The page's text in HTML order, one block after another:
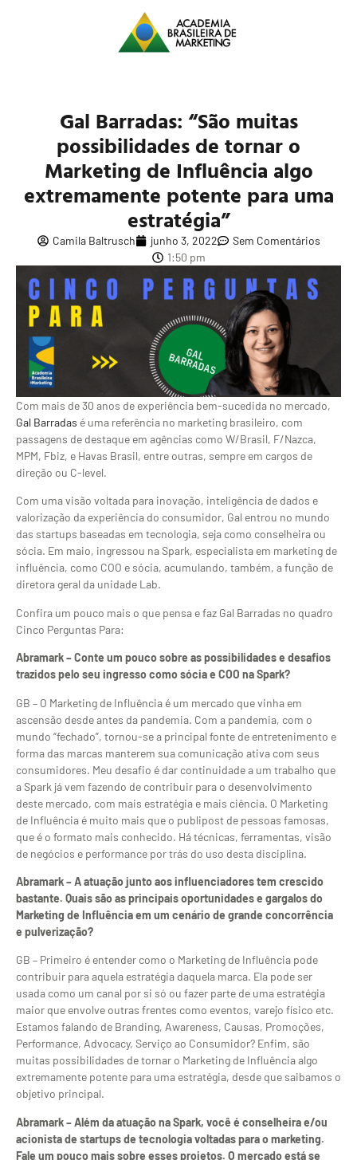
Gal Barradas: “São muitas
possibilidades de tornar o
Marketing de Influência algo
extremamente potente para uma
estratégia”
Camila Baltrusch junho 3, 2022
Sem Comentários
1:50 pm
Com mais de 30 anos de experiência bem-sucedida no mercado,
Gal Barradas é uma referência no marketing brasileiro, com
passagens de destaque em agências como W/Brasil, F/Nazca,
MPM, Fbiz, e Havas Brasil, entre outras, sempre em cargos de
direção ou C-level.
Com uma visão voltada para inovação, inteligência de dados e
valorização da experiência do consumidor, Gal entrou no mundo
das startups baseadas em tecnologia, seja como conselheira ou
sócia. Em maio, ingressou na Spark, especialista em marketing de
influência, como COO e sócia, acumulando, também, a função de
diretora geral da unidade Lab.
Confira um pouco mais o que pensa e faz Gal Barradas no quadro
Cinco Perguntas Para:
Abramark – Conte um pouco sobre as possibilidades e desafios
trazidos pelo seu ingresso como sócia e COO na Spark?
GB – O Marketing de Influência é um mercado que vinha em
ascensão desde antes da pandemia. Com a pandemia, com o
mundo “fechado”, tornou-se a principal fonte de entretenimento e
forma das marcas manterem sua comunicação ativa com seus
consumidores. Meu desafio é dar continuidade a um trabalho que
a Spark já vem fazendo de contribuir para o desenvolvimento
deste mercado, com mais estratégia e mais ciência. O Marketing
de Influência é muito mais que o publipost de pessoas famosas,
que é o formato mais conhecido. Há técnicas, ferramentas, visão
de negócios e performance por trás do uso desta disciplina.
Abramark – A atuação junto aos influenciadores tem crescido
bastante. Quais são as principais oportunidades e gargalos do
Marketing de Influência em um cenário de grande concorrência
e pulverização?
GB – Primeiro é entender como o Marketing de Influência pode
contribuir para aquela estratégia daquela marca. Ela pode ser
usada como um canal por si só ou fazer parte de uma estratégia
maior que envolve outras frentes como eventos, varejo físico etc.
Estamos falando de Branding, Awareness, Causas, Promoções,
Performance, Advocacy, Serviço ao Consumidor? Enfim, são
muitas possibilidades de tornar o Marketing de Influência algo
extremamente potente para uma estratégia, desde que saibamos o
objetivo principal.
Abramark – Além da atuação na Spark, você é conselheira e/ou
acionista de startups de tecnologia voltadas para o marketing.
Fale um pouco mais sobre esses projetos. O mercado está se